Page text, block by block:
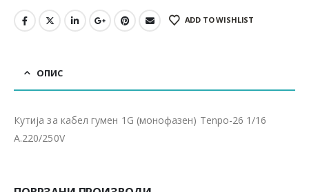
ADD TO WISHLIST
ОПИС
Кутија за кабел гумен 1G (монофазен) Tenpo-26 1/16
A.220/250V